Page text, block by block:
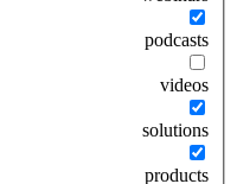
podcasts
videos
solutions
products